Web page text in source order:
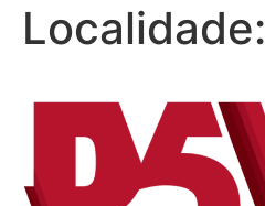
Localidade: